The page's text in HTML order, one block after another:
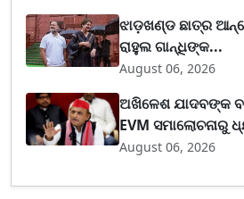
ଝାଡ଼ଖଣ୍ଡ ଛାତ୍ର
ରାହୁଲ ଗାନ୍ଧିଙ୍କ...
August 06, 2026
ଅଖିଳେଶ ଯାଦବଙ୍କ
EVM ସମାଲୋଚନାରୁ
August 06, 2026